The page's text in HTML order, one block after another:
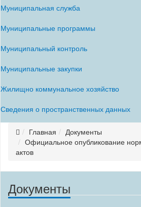
Муниципальная служба
Муниципальные программы
Муниципальный контроль
Муниципальные закупки
Жилищно коммунальное хозяйство
Сведения о пространственных данных
Главная
Документы
Официальное опубликование
актов
Документы